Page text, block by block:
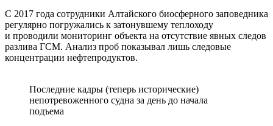
С 2017 года сотрудники Алтайского биосферного заповедника
регулярно погружались к затонувшему теплоходу
и проводили мониторинг объекта на отсутствие явных следов
разлива ГСМ. Анализ проб показывал лишь следовые
концентрации нефтепродуктов.
Последние кадры (теперь исторические)
непотревоженного судна за день до начала
подъема